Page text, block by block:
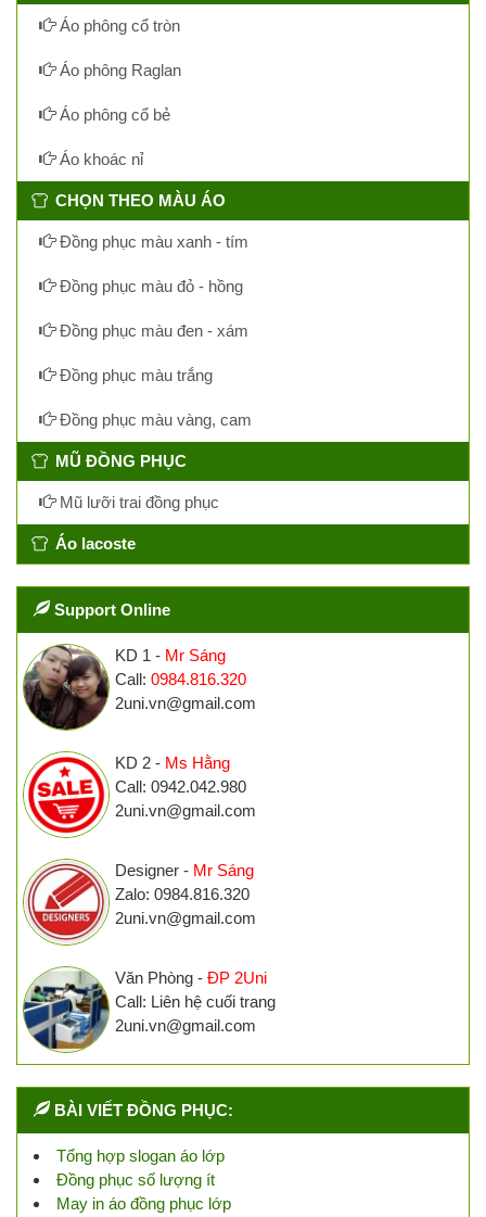
Áo phông cổ tròn
Áo phông Raglan
Áo phông cổ bẻ
Áo khoác nỉ
CHỌN THEO MÀU ÁO
Đồng phục màu xanh - tím
Đồng phục màu đỏ - hồng
Đồng phục màu đen - xám
Đồng phục màu trắng
Đồng phục màu vàng, cam
MŨ ĐỒNG PHỤC
Mũ lưỡi trai đồng phục
Áo lacoste
Support Online
KD 1 - Mr Sáng
Call: 0984.816.320
2uni.vn@gmail.com
KD 2 - Ms Hằng
Call: 0942.042.980
2uni.vn@gmail.com
Designer - Mr Sáng
Zalo: 0984.816.320
2uni.vn@gmail.com
Văn Phòng - ĐP 2Uni
Call: Liên hệ cuối trang
2uni.vn@gmail.com
BÀI VIẾT ĐỒNG PHỤC:
Tổng hợp slogan áo lớp
Đồng phục số lượng ít
May in áo đồng phục lớp